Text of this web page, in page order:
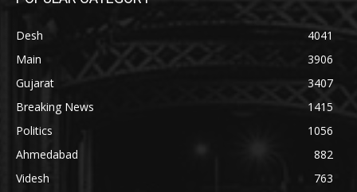
Desh
4041
Main
3906
Gujarat
3407
Breaking News
1415
Politics
1056
Ahmedabad
882
Videsh
763